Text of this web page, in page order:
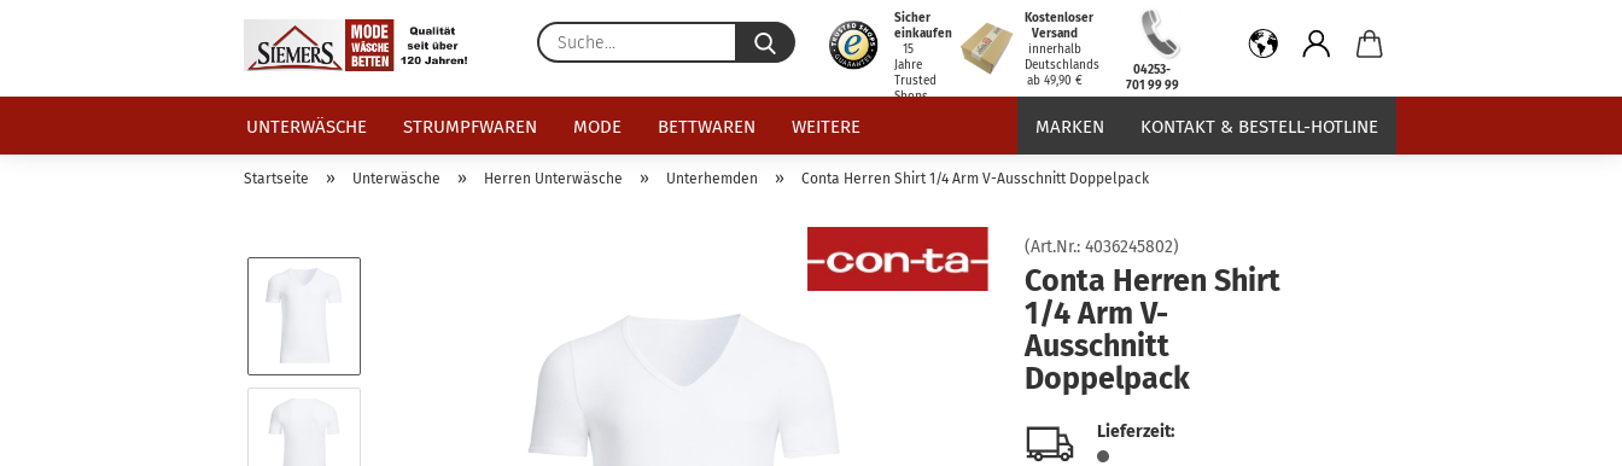
Suche...
Sicher
einkaufen
15
Jahre
Trusted
Shops
Kostenloser
Versand
innerhalb
Deutschlands
ab 49,90 €
04253-
701 99 99
UNTERWÄSCHE STRUMPFWAREN MODE BETTWAREN MARKEN KONTAKT & BESTELL-HOTLINE
WEITERE
Startseite » Unterwäsche » Herren Unterwäsche » Unterhemden » Conta Herren Shirt 1/4 Arm V-Ausschnitt Doppelpack
(Art.Nr.: 4036245802)
Conta Herren Shirt
1/4 Arm V-
Ausschnitt
Doppelpack
Lieferzeit: